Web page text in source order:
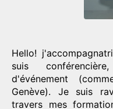
Hello!
suis
d'événement
Genève). Je suis
travers mes